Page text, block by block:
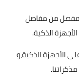
مفصل من مفاصل
الذكية.
الأجهزة الذكية،و